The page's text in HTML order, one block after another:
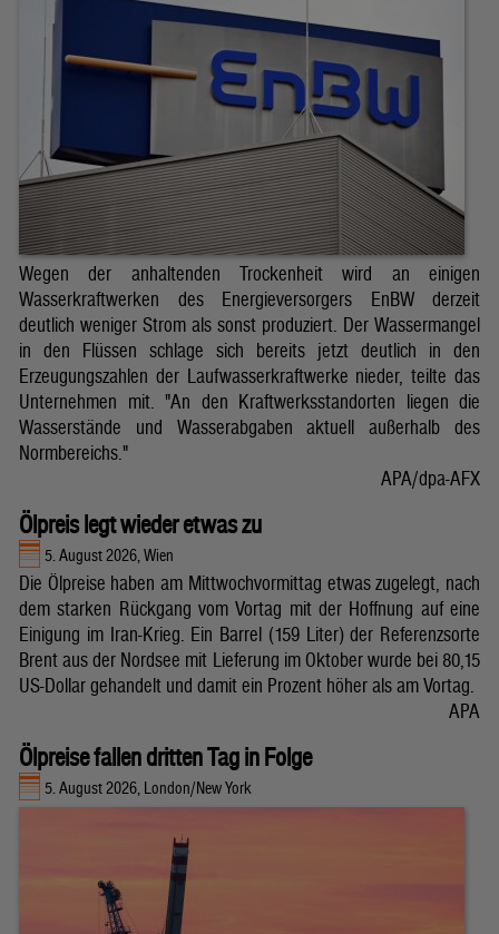
Wegen der anhaltenden Trockenheit wird an einigen
Wasserkraftwerken des Energieversorgers EnBW derzeit
deutlich weniger Strom als sonst produziert. Der Wassermangel
in den Flüssen schlage sich bereits jetzt deutlich in den
Erzeugungszahlen der Laufwasserkraftwerke nieder, teilte das
Unternehmen mit. "An den Kraftwerksstandorten liegen die
Wasserstände und Wasserabgaben aktuell außerhalb des
Normbereichs."
APA/dpa-AFX
Ölpreis legt wieder etwas zu
5. August 2026, Wien
Die Ölpreise haben am Mittwochvormittag etwas zugelegt, nach
dem starken Rückgang vom Vortag mit der Hoffnung auf eine
Einigung im Iran-Krieg. Ein Barrel (159 Liter) der Referenzsorte
Brent aus der Nordsee mit Lieferung im Oktober wurde bei 80,15
US-Dollar gehandelt und damit ein Prozent höher als am Vortag.
APA
Ölpreise fallen dritten Tag in Folge
5. August 2026, London/New York